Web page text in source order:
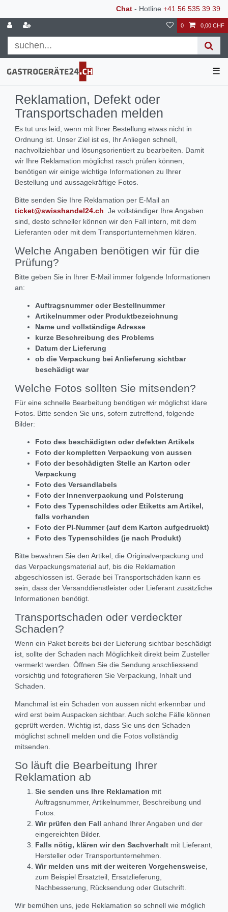
Chat - Hotline +41 56 535 39 39
0 0,00 CHF
☰
Reklamation, Defekt oder
Transportschaden melden
Es tut uns leid, wenn mit Ihrer Bestellung etwas nicht in
Ordnung ist. Unser Ziel ist es, Ihr Anliegen schnell,
nachvollziehbar und lösungsorientiert zu bearbeiten. Damit
wir Ihre Reklamation möglichst rasch prüfen können,
benötigen wir einige wichtige Informationen zu Ihrer
Bestellung und aussagekräftige Fotos.
Bitte senden Sie Ihre Reklamation per E-Mail an
ticket@swisshandel24.ch . Je vollständiger Ihre Angaben
sind, desto schneller können wir den Fall intern, mit dem
Lieferanten oder mit dem Transportunternehmen klären.
Welche Angaben benötigen wir für die
Prüfung?
Bitte geben Sie in Ihrer E-Mail immer folgende Informationen
an:
Auftragsnummer oder Bestellnummer
Artikelnummer oder Produktbezeichnung
Name und vollständige Adresse
kurze Beschreibung des Problems
Datum der Lieferung
ob die Verpackung bei Anlieferung sichtbar
beschädigt war
Welche Fotos sollten Sie mitsenden?
Für eine schnelle Bearbeitung benötigen wir möglichst klare
Fotos. Bitte senden Sie uns, sofern zutreffend, folgende
Bilder:
Foto des beschädigten oder defekten Artikels
Foto der kompletten Verpackung von aussen
Foto der beschädigten Stelle an Karton oder
Verpackung
Foto des Versandlabels
Foto der Innenverpackung und Polsterung
Foto des Typenschildes oder Etiketts am Artikel,
falls vorhanden
Foto der PI-Nummer (auf dem Karton aufgedruckt)
Foto des Typenschildes (je nach Produkt)
Bitte bewahren Sie den Artikel, die Originalverpackung und
das Verpackungsmaterial auf, bis die Reklamation
abgeschlossen ist. Gerade bei Transportschäden kann es
sein, dass der Versanddienstleister oder Lieferant zusätzliche
Informationen benötigt.
Transportschaden oder verdeckter
Schaden?
Wenn ein Paket bereits bei der Lieferung sichtbar beschädigt
ist, sollte der Schaden nach Möglichkeit direkt beim Zusteller
vermerkt werden. Öffnen Sie die Sendung anschliessend
vorsichtig und fotografieren Sie Verpackung, Inhalt und
Schaden.
Manchmal ist ein Schaden von aussen nicht erkennbar und
wird erst beim Auspacken sichtbar. Auch solche Fälle können
geprüft werden. Wichtig ist, dass Sie uns den Schaden
möglichst schnell melden und die Fotos vollständig
mitsenden.
So läuft die Bearbeitung Ihrer
Reklamation ab
Sie senden uns Ihre Reklamation mit
Auftragsnummer, Artikelnummer, Beschreibung und
Fotos.
Wir prüfen den Fall anhand Ihrer Angaben und der
eingereichten Bilder.
Falls nötig, klären wir den Sachverhalt mit Lieferant,
Hersteller oder Transportunternehmen.
Wir melden uns mit der weiteren Vorgehensweise
zum Beispiel Ersatzteil, Ersatzlieferung,
Nachbesserung, Rücksendung oder Gutschrift.
Wir bemühen uns, jede Reklamation so schnell wie möglich